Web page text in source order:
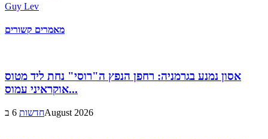
Guy Lev
מאמרים קשורים
אסון נמנע בגרמניה: רחפן הנפץ ה"רוסי" נחת ליד מטוס
אוקראיני עמוס...
חדשות6 בAugust 2026